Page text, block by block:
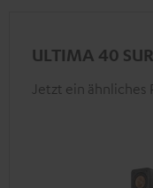
ULTIMA 40
Jetzt ein ähnliches